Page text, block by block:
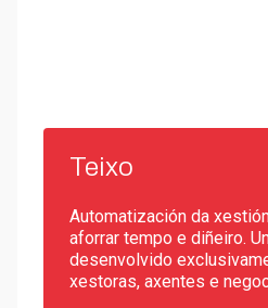
Teixo
Automatización da
aforrar tempo e diñeiro.
desenvolvido
xestoras, axentes e